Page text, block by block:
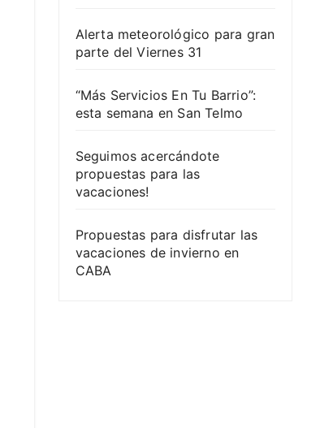
Alerta meteorológico para gran
parte del Viernes 31
“Más Servicios En Tu Barrio”:
esta semana en San Telmo
Seguimos acercándote
propuestas para las
vacaciones!
Propuestas para disfrutar las
vacaciones de invierno en
CABA